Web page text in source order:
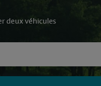
deux véhicules